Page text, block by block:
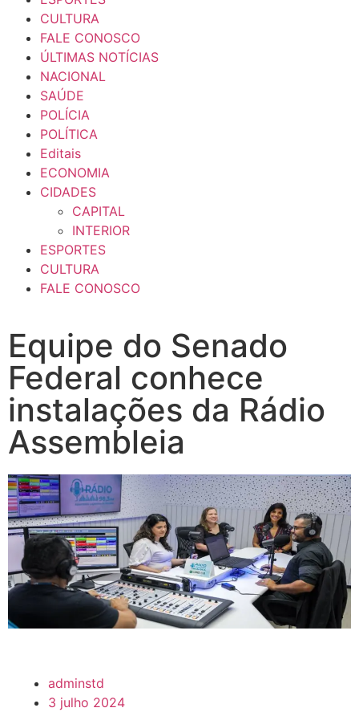
CULTURA
FALE CONOSCO
ÚLTIMAS NOTÍCIAS
NACIONAL
SAÚDE
POLÍCIA
POLÍTICA
Editais
ECONOMIA
CIDADES
CAPITAL
INTERIOR
ESPORTES
CULTURA
FALE CONOSCO
Equipe do Senado
Federal conhece
instalações da Rádio
Assembleia
adminstd
3 julho 2024